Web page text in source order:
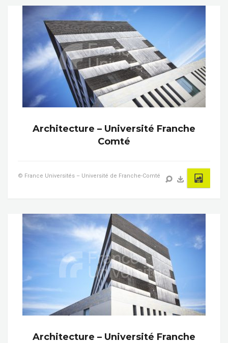
Architecture – Université Franche
Comté
© France Universités – Université de Franche-Comté
Architecture – Université Franche